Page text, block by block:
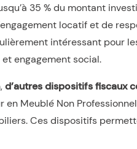
35 % du montant
locatif et de
intéressant pour
engagement social.
d’autres dispositifs fiscaux
en Meublé Non
Ces dispositifs